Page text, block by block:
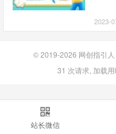
2023-
© 2019-2026 网创指引人
31 次请求, 加载
站长微信